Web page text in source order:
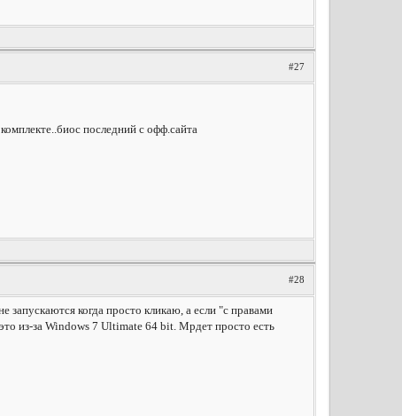
#27
последний с офф.сайта
#28
запускаются когда просто кликаю, а если "с правами
из-за Windows 7 Ultimate 64 bit. Мрдет просто есть